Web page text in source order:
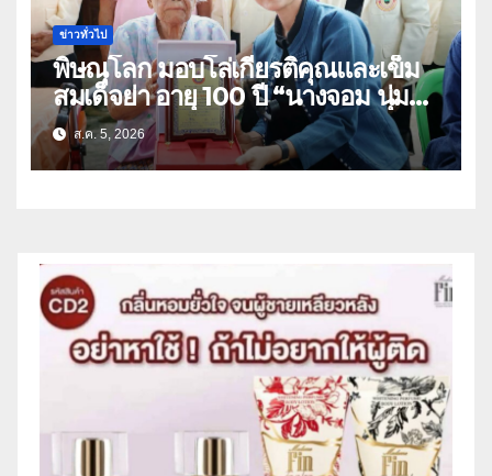
ข่าวทั่วไป
พิษณุโลก มอบโล่เกียรติคุณและเข็ม
สมเด็จย่า อายุ 100 ปี “นางจอม นุ่ม
เนตร” ตำบลบ้านกร่าง อำเภอเมือง
ส.ค. 5, 2026